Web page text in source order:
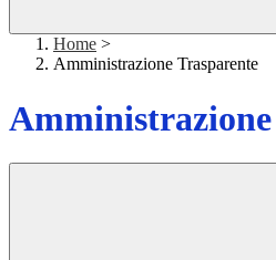
Home >
Amministrazione Trasparente